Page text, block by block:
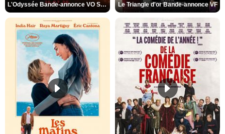
L'Odyssée Bande-annonce VO STFR Le Triangle d'or Bande-annonce VF